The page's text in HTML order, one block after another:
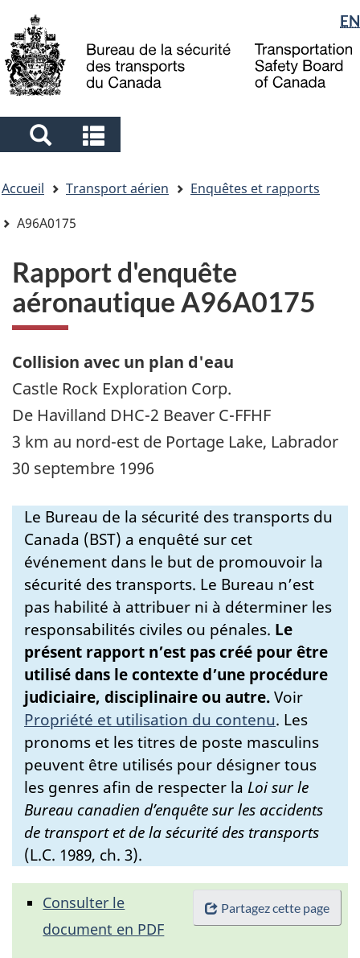
to
main
to
"About
government"
à
la
Sélection
de
la
langue
EN
Search
and
menus
and
menus
êtes
ici
Accueil Transport aérien
Enquêtes et rapports
A96A0175
Rapport d'enquête
aéronautique A96A0175
Collision avec un plan d'eau
Castle Rock Exploration Corp.
De Havilland DHC-2 Beaver C-FFHF
3 km au nord-est de Portage Lake, Labrador
30 septembre 1996
Le Bureau de la sécurité des transports du
Canada (BST) a enquêté sur cet
événement dans le but de promouvoir la
sécurité des transports. Le Bureau n’est
pas habilité à attribuer ni à déterminer les
responsabilités civiles ou pénales. Le
présent rapport n’est pas créé pour être
utilisé dans le contexte d’une procédure
judiciaire, disciplinaire ou autre.Voir
Propriété et utilisation du contenu. Les
pronoms et les titres de poste masculins
peuvent être utilisés pour désigner tous
les genres afin de respecter la Loi sur le
Bureau canadien d’enquête sur les accidents
de transport et de la sécurité des transports
(L.C. 1989, ch. 3).
Partagez cette page
Consulter le
document en PDF